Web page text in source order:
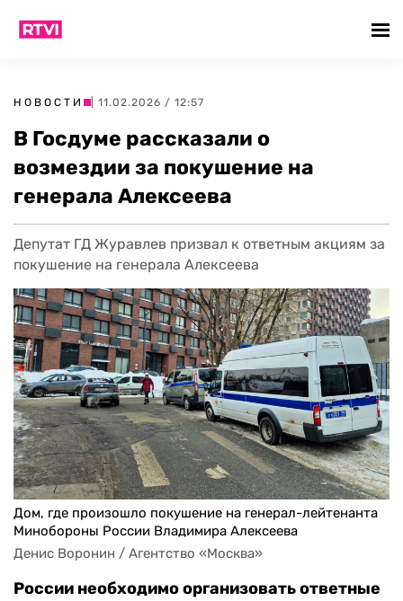
НОВОСТИ | 11.02.2026 / 12:57
В Госдуме рассказали о
возмездии за покушение на
генерала Алексеева
Депутат ГД Журавлев призвал к ответным акциям за
покушение на генерала Алексеева
Дом, где произошло покушение на генерал-лейтенанта
Минобороны России Владимира Алексеева
Денис Воронин / Агентство «Москва»
России необходимо организовать ответные